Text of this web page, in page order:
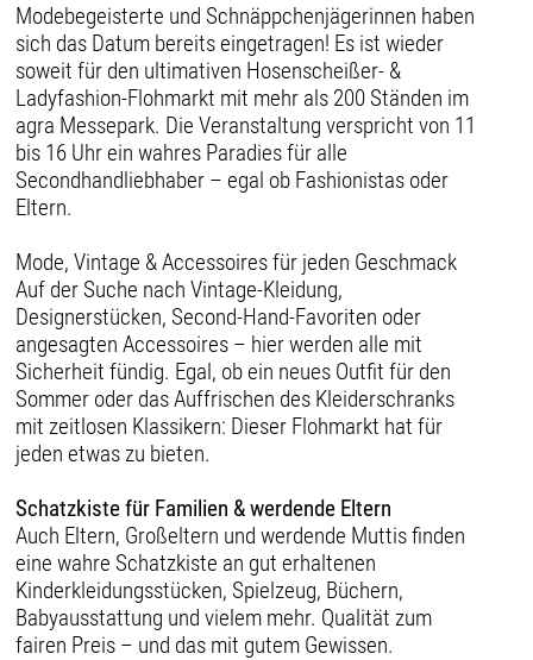
Modebegeisterte und Schnäppchenjägerinnen haben
sich das Datum bereits eingetragen! Es ist wieder
soweit für den ultimativen Hosenscheißer- &
Ladyfashion-Flohmarkt mit mehr als 200 Ständen im
agra Messepark. Die Veranstaltung verspricht von 11
bis 16 Uhr ein wahres Paradies für alle
Secondhandliebhaber – egal ob Fashionistas oder
Eltern.
Mode, Vintage & Accessoires für jeden Geschmack
Auf der Suche nach Vintage-Kleidung,
Designerstücken, Second-Hand-Favoriten oder
angesagten Accessoires – hier werden alle mit
Sicherheit fündig. Egal, ob ein neues Outfit für den
Sommer oder das Auffrischen des Kleiderschranks
mit zeitlosen Klassikern: Dieser Flohmarkt hat für
jeden etwas zu bieten.
Schatzkiste für Familien & werdende Eltern
Auch Eltern, Großeltern und werdende Muttis finden
eine wahre Schatzkiste an gut erhaltenen
Kinderkleidungsstücken, Spielzeug, Büchern,
Babyausstattung und vielem mehr. Qualität zum
fairen Preis – und das mit gutem Gewissen.